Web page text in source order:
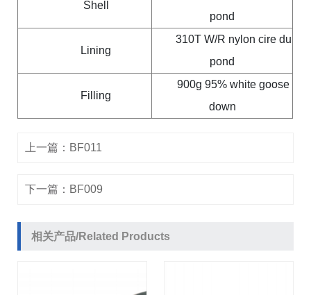
Shell
pond
Lining
310T W/R nylon cire du
pond
Filling
900g 95% white goose
down
上一篇： BF011
下一篇： BF009
相关产品/Related Products